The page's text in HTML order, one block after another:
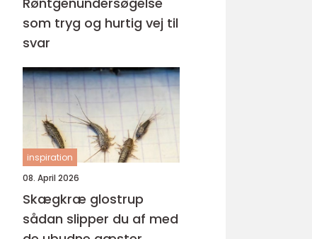
som tryg og hurtig vej til
svar
inspiration
08. April 2026
Skægkræ glostrup
sådan slipper du af med